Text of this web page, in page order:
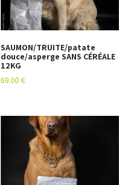
SAUMON/TRUITE/patate
douce/asperge SANS CÉRÉALE
12KG
69.00€